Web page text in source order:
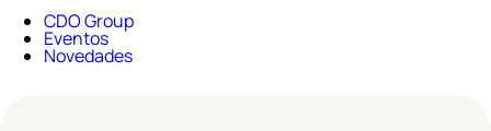
CDO Group
Eventos
Novedades